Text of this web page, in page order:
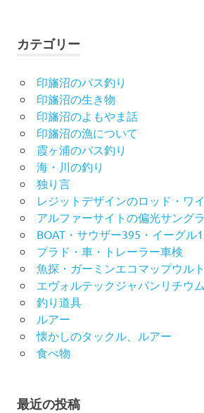
カテゴリー
印旛沼のバス釣り
印旛沼の生き物
印旛沼のよもやま話
印旛沼の漁について
霞ヶ浦のバス釣り
海・川の釣り
独り言
レジットデザインのロッド・ワ
アルファーサイトの偏光サング
BOAT・サウザー395・イーグル
プラド・車・トレーラー車検
魚探・ガーミンエコマップウル
エヴォルテックジャパンリチウ
釣り道具
ルアー
懐かしのタックル、ルアー
食べ物
最近の投稿